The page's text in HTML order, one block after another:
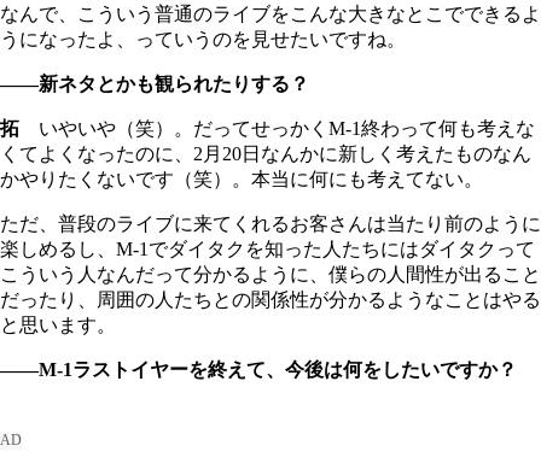
なんで、こういう普通のライブをこんな大きなとこでできるよ
うになったよ、っていうのを見せたいですね。
――新ネタとかも観られたりする？
拓 いやいや（笑）。だってせっかくM-1終わって何も考えな
くてよくなったのに、2月20日なんかに新しく考えたものなん
かやりたくないです（笑）。本当に何にも考えてない。
ただ、普段のライブに来てくれるお客さんは当たり前のように
楽しめるし、M-1でダイタクを知った人たちにはダイタクって
こういう人なんだって分かるように、僕らの人間性が出ること
だったり、周囲の人たちとの関係性が分かるようなことはやる
と思います。
――M-1ラストイヤーを終えて、今後は何をしたいですか？